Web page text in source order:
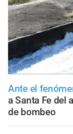
Ante el
a Santa Fe del
de bombeo